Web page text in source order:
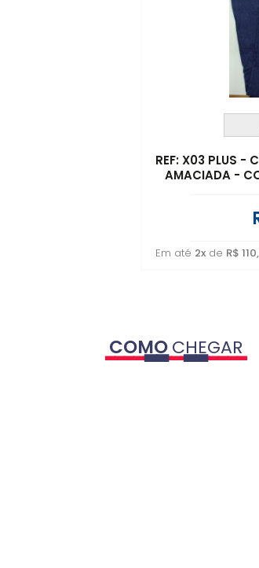
REF: X03 PLUS -
AMACIADA -
Em até 2xde R$
COMOCHEGAR